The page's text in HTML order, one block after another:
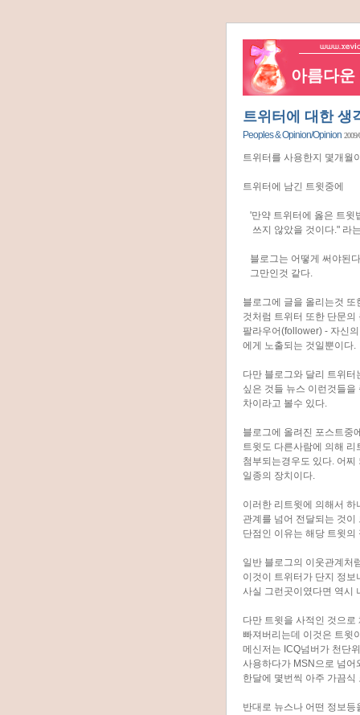
아름다
트위터에 대한 생
Peoples & Opinion/Opinion 2009/
트위터를 사용한지 몇개월
트위터에 남긴 트윗중에
'만약 트위터에 옳은 트윗
쓰지 않았을 것이다." 라
블로그는 어떻게 써야된
그만인것 같다.
블로그에 글을 올리는것
것처럼 트위터 또한 단문
팔라우어(follower) - 자신
에게 노출되는 것일뿐이다.
다만 블로그와 달리 트위
싶은 것들 뉴스 이런것들
차이라고 볼수 있다.
블로그에 올려진 포스트중
트윗도 다른사람에 의해 리
첨부되는경우도 있다. 어찌
일종의 장치이다.
이러한 리트윗에 의해서
관계를 넘어 전달되는 것
단점인 이유는 해당 트윗
일반 블로그의 이웃관계처
이것이 트위터가 단지 정
사실 그런곳이였다면 역시
다만 트윗을 사적인 것으로
빠져버리는데 이것은 트윗
메신저는 ICQ넘버가 천단
사용하다가 MSN으로 넘
한달에 몇번씩 아주 가끔식
반대로 뉴스나 어떤 정보